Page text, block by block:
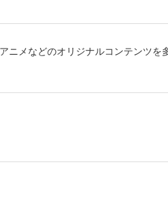
ニメなどのオリジナルコンテンツを